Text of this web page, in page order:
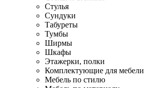
Стулья
Сундуки
Табуреты
Тумбы
Ширмы
Шкафы
Этажерки, полки
Комплектующие для мебели
Мебель по стилю